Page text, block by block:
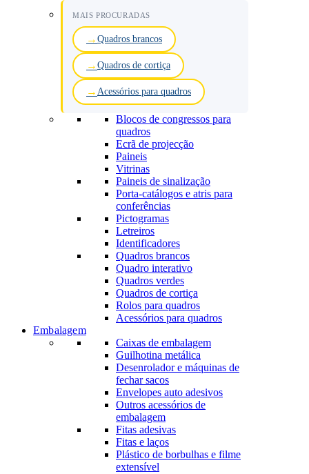
MAIS PROCURADAS
Quadros brancos
Quadros de cortiça
Acessórios para quadros
Blocos de congressos para
quadros
Ecrã de projecção
Paineis
Vitrinas
Paineis de sinalização
Porta-catálogos e atris para
conferências
Pictogramas
Letreiros
Identificadores
Quadros brancos
Quadro interativo
Quadros verdes
Quadros de cortiça
Rolos para quadros
Acessórios para quadros
Embalagem
Caixas de embalagem
Guilhotina metálica
Desenrolador e máquinas de
fechar sacos
Envelopes auto adesivos
Outros acessórios de
embalagem
Fitas adesivas
Fitas e laços
Plástico de borbulhas e filme
extensível